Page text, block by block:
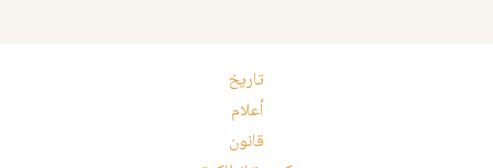
تاريخ
أعلام
قانون